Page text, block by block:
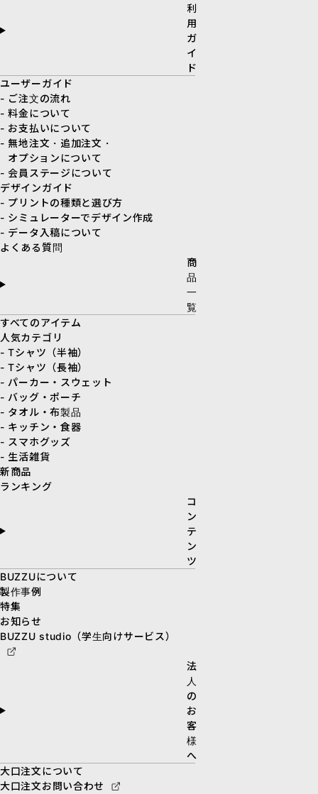
利
用
ガ
イ
ド
ユーザーガイド
- ご注文の流れ
- 料金について
- お支払いについて
- 無地注文・追加注文・
オプションについて
- 会員ステージについて
デザインガイド
- プリントの種類と選び方
- シミュレーターでデザイン作成
- データ入稿について
よくある質問
商
品
一
覧
すべてのアイテム
人気カテゴリ
- Tシャツ（半袖）
- Tシャツ（長袖）
- パーカー・スウェット
- バッグ・ポーチ
- タオル・布製品
- キッチン・食器
- スマホグッズ
- 生活雑貨
新商品
ランキング
コ
ン
テ
ン
ツ
BUZZUについて
製作事例
特集
お知らせ
BUZZU studio（学生向けサービス）
法
人
の
お
客
様
へ
大口注文について
大口注文お問い合わせ